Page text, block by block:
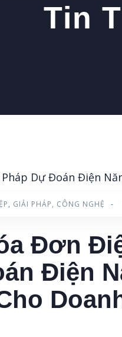
Tin
, GIẢI PHÁP, CÔNG NGHỆ -
Đơn
Điện